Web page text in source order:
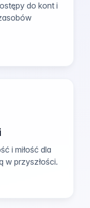
do kont i
i miłość dla
w przyszłości.